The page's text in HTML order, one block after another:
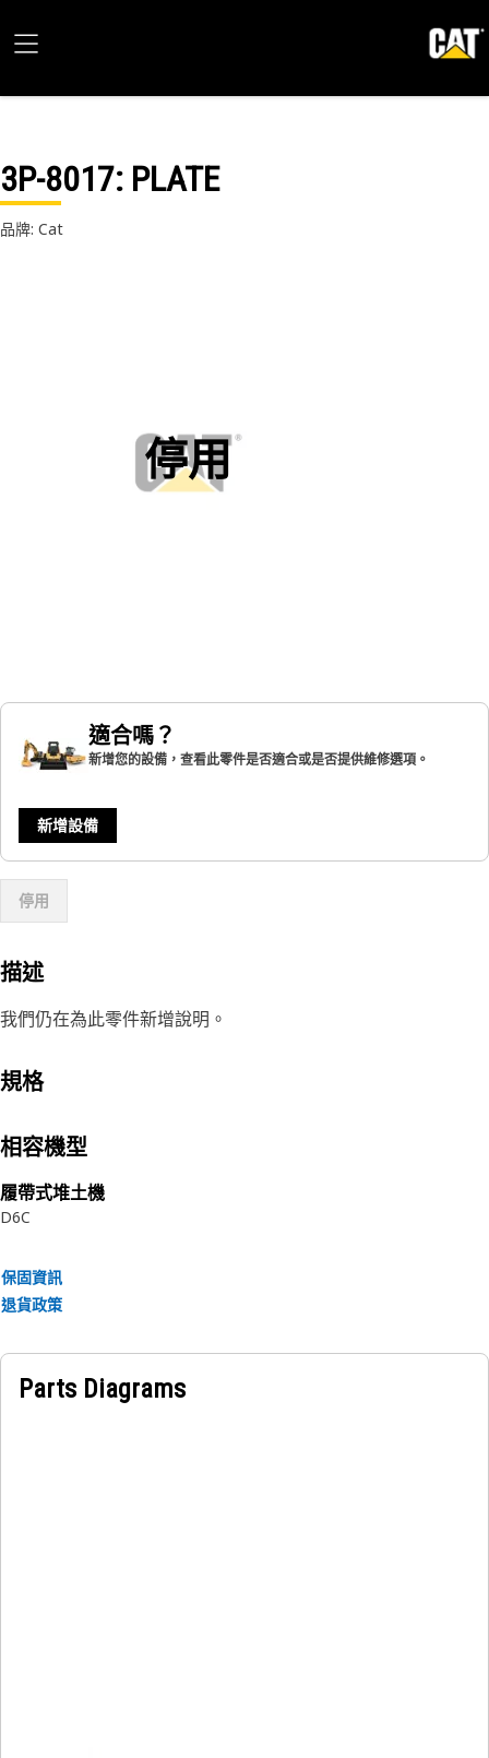
3P-8017: PLATE
品牌: Cat
停用
適合嗎？
新增您的設備，查看此零件是否適合或是否提供維修選項。
新增設備
停用
描述
我們仍在為此零件新增說明。
規格
相容機型
履帶式堆土機
D6C
保固資訊
退貨政策
Parts Diagrams